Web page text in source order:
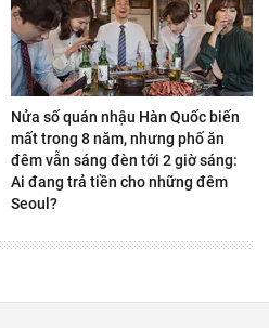
Nửa số quán nhậu Hàn Quốc biến
mất trong 8 năm, nhưng phố ăn
đêm vẫn sáng đèn tới 2 giờ sáng:
Ai đang trả tiền cho những đêm
Seoul?